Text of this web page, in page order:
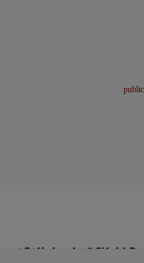
Stil de viațăClick!